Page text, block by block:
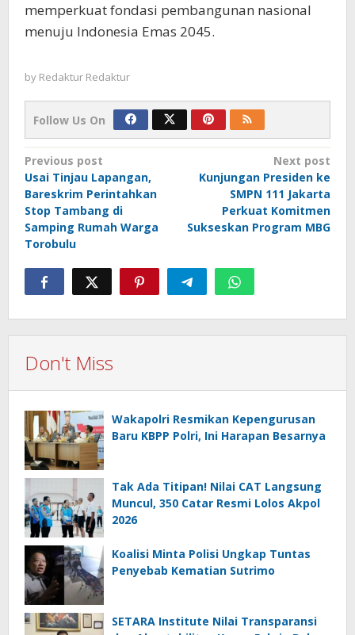
memperkuat fondasi pembangunan nasional
menuju Indonesia Emas 2045.
by Redaktur Redaktur
Follow Us On
Post
navigation
Previous post
Usai Tinjau Lapangan,
Bareskrim Perintahkan
Stop Tambang di
Samping Rumah Warga
Torobulu
Next post
Kunjungan Presiden ke
SMPN 111 Jakarta
Perkuat Komitmen
Sukseskan Program MBG
Don't Miss
Wakapolri Resmikan Kepengurusan
Baru KBPP Polri, Ini Harapan Besarnya
Tak Ada Titipan! Nilai CAT Langsung
Muncul, 350 Catar Resmi Lolos Akpol
2026
Koalisi Minta Polisi Ungkap Tuntas
Penyebab Kematian Sutrimo
SETARA Institute Nilai Transparansi